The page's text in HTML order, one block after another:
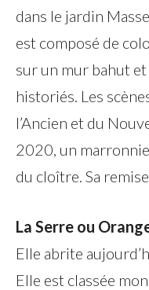
dans le jardin
est composé de
sur un mur bahut
historiés. Les
l’Ancien et du
2020, un
du cloître. Sa
La Serre ou
Elle abrite
Elle est classée